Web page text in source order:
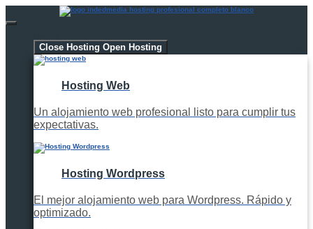
Close Hosting Open Hosting
Hosting Web
Un alojamiento web profesional listo para cumplir tus
expectativas.
Hosting Wordpress
El mejor alojamiento web para Wordpress. Rápido y
optimizado.